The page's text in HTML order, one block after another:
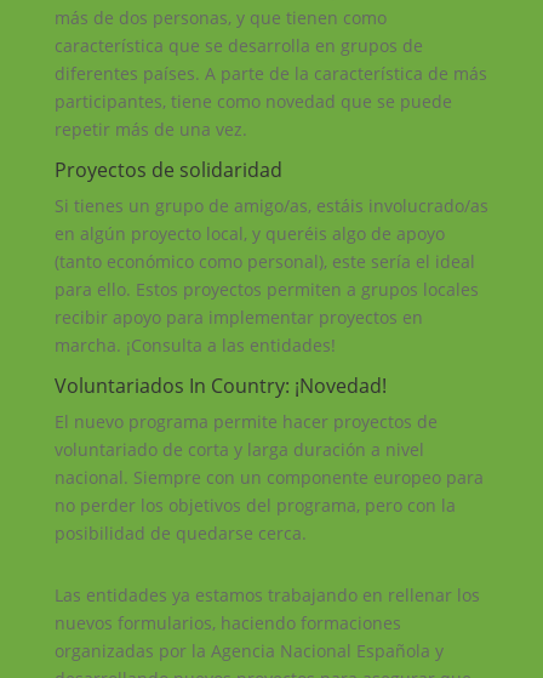
más de dos personas, y que tienen como
característica que se desarrolla en grupos de
diferentes países. A parte de la característica de más
participantes, tiene como novedad que se puede
repetir más de una vez.
Proyectos de solidaridad
Si tienes un grupo de amigo/as, estáis involucrado/as
en algún proyecto local, y queréis algo de apoyo
(tanto económico como personal), este sería el ideal
para ello. Estos proyectos permiten a grupos locales
recibir apoyo para implementar proyectos en
marcha. ¡Consulta a las entidades!
Voluntariados In Country: ¡Novedad!
El nuevo programa permite hacer proyectos de
voluntariado de corta y larga duración a nivel
nacional. Siempre con un componente europeo para
no perder los objetivos del programa, pero con la
posibilidad de quedarse cerca.
Las entidades ya estamos trabajando en rellenar los
nuevos formularios, haciendo formaciones
organizadas por la Agencia Nacional Española y